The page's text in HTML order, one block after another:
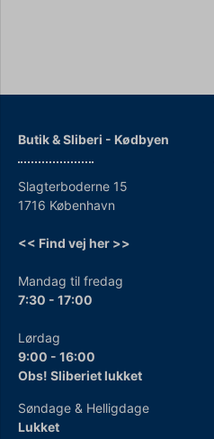
Butik & Sliberi - Kødbyen
Slagterboderne 15
1716 København
<< Find vej her >>
Mandag til fredag
7:30 - 17:00
Lørdag
9:00 - 16:00
Obs! Sliberiet lukket
Søndage & Helligdage
Lukket